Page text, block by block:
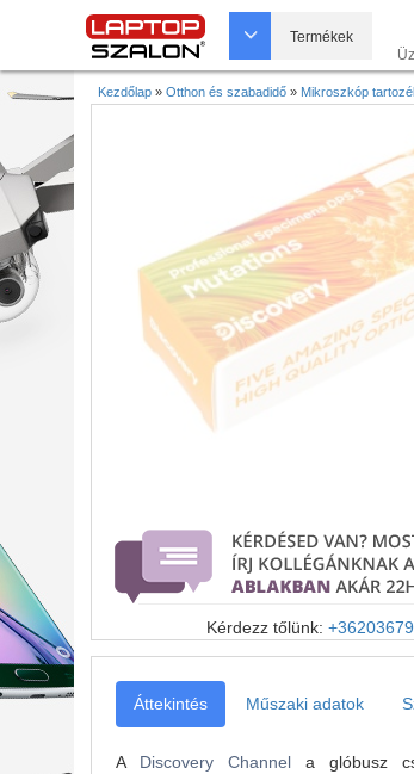
Termékek
Kezdőlap » Otthon és szabadidő » Mikroszkóp
Kérdezz tőlünk:
Áttekintés Műszaki adatok
A Discovery Channela glóbusz